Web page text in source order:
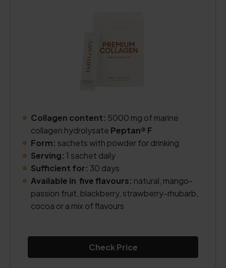
Collagen content: 5000 mg of marine
collagen hydrolysate Peptan® F
Form: sachets with powder for drinking
Serving: 1 sachet daily
Sufficient for: 30 days
Available in five flavours: natural, mango-
passion fruit, blackberry, strawberry-rhubarb,
cocoa or a mix of flavours
Check Price